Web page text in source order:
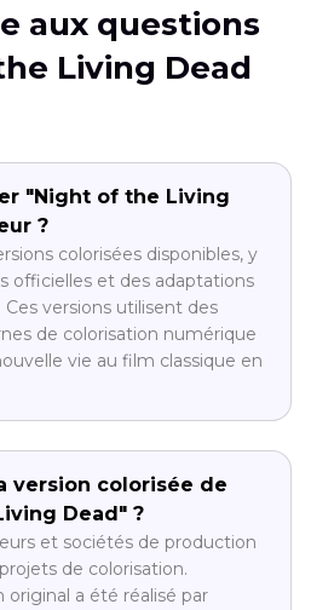
aux questions
Living Dead
"Night of the Living
?
colorisées disponibles, y
officielles et des adaptations
Ces versions utilisent des
de colorisation numérique
vie au film classique en
version colorisée de
Dead" ?
et sociétés de production
de colorisation.
original a été réalisé par